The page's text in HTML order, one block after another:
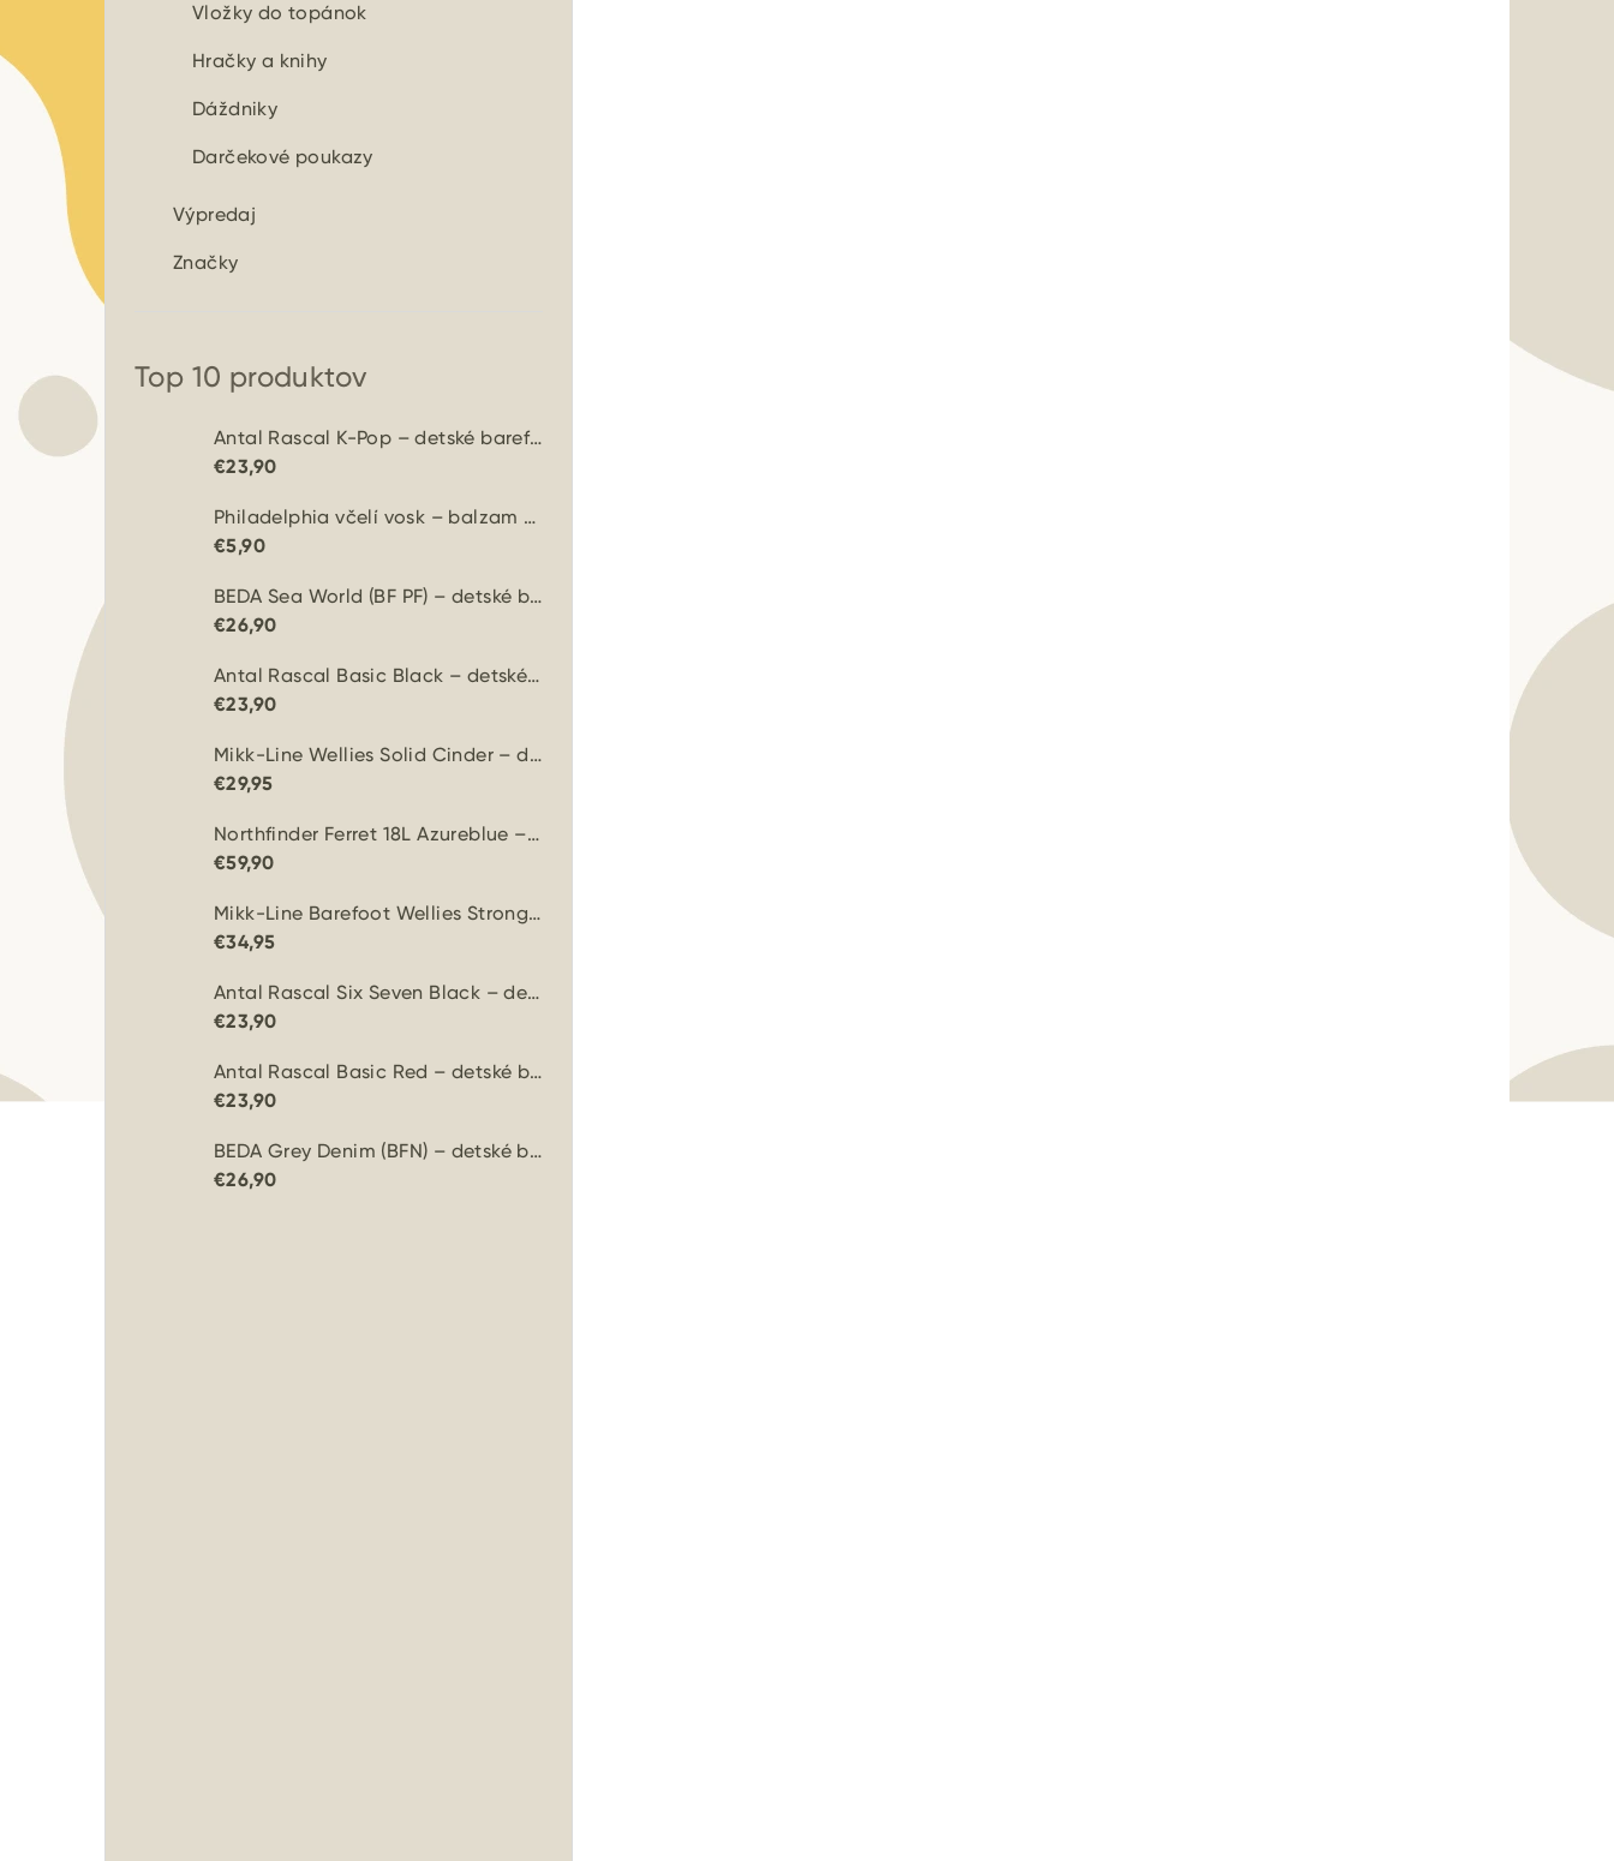
Vložky do topánok
Hračky a knihy
Dáždniky
Darčekové poukazy
Výpredaj
Značky
Top 10 produktov
Antal Rascal K-Pop – detské barefoot papuče
€23,90
Philadelphia včelí vosk – balzam na kožu a drevo
€5,90
BEDA Sea World (BF PF) – detské barefoot papuče
€26,90
Antal Rascal Basic Black – detské barefoot papuče
€23,90
Mikk-Line Wellies Solid Cinder – detské gumáky
€29,95
Northfinder Ferret 18L Azureblue – ľahký skialpový batoh
€59,90
Mikk-Line Barefoot Wellies Strong Blue – detské gumáky
€34,95
Antal Rascal Six Seven Black – detské barefoot papuče
€23,90
Antal Rascal Basic Red – detské barefoot papuče
€23,90
BEDA Grey Denim (BFN) – detské barefoot papuče
€26,90